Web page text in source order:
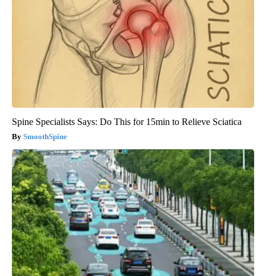
Spine Specialists Says: Do This for 15min to Relieve Sciatica
SmoothSpine